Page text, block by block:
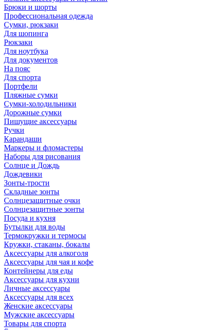
Брюки и шорты
Профессиональная одежда
Сумки, рюкзаки
Для шопинга
Рюкзаки
Для ноутбука
Для документов
На пояс
Для спорта
Портфели
Пляжные сумки
Сумки-холодильники
Дорожные сумки
Пишущие аксессуары
Ручки
Карандаши
Маркеры и фломастеры
Наборы для рисования
Солнце и Дождь
Дождевики
Зонты-трости
Складные зонты
Солнцезащитные очки
Солнцезащитные зонты
Посуда и кухня
Бутылки для воды
Термокружки и термосы
Кружки, стаканы, бокалы
Аксессуары для алкоголя
Аксессуары для чая и кофе
Контейнеры для еды
Аксессуары для кухни
Личные аксессуары
Аксессуары для всех
Женские аксессуары
Мужские аксессуары
Товары для спорта